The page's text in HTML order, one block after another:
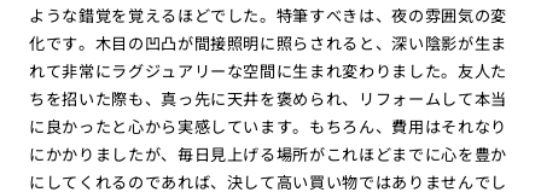
ような錯覚を覚えるほどでした。特筆すべきは、夜の雰囲気の変
化です。木目の凹凸が間接照明に照らされると、深い陰影が生ま
れて非常にラグジュアリーな空間に生まれ変わりました。友人た
ちを招いた際も、真っ先に天井を褒められ、リフォームして本当
に良かったと心から実感しています。もちろん、費用はそれなり
にかかりましたが、毎日見上げる場所がこれほどまでに心を豊か
にしてくれるのであれば、決して高い買い物ではありませんでし